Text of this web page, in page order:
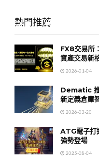
熱門推薦
FX8交易所
資產交易新
2026-01-04
Dematic
新定義倉庫
2026-03-20
ATG電子打
強勢登場
2025-08-04